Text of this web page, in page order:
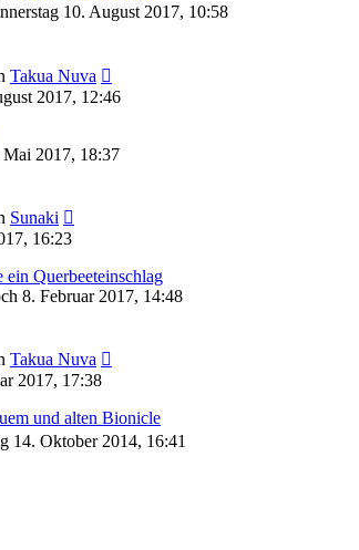
10. August 2017, 10:58
Takua Nuva
2017, 12:46
Mai 2017, 18:37
Sunaki
16:23
Querbeeteinschlag
8. Februar 2017, 14:48
Takua Nuva
2017, 17:38
und alten Bionicle
14. Oktober 2014, 16:41